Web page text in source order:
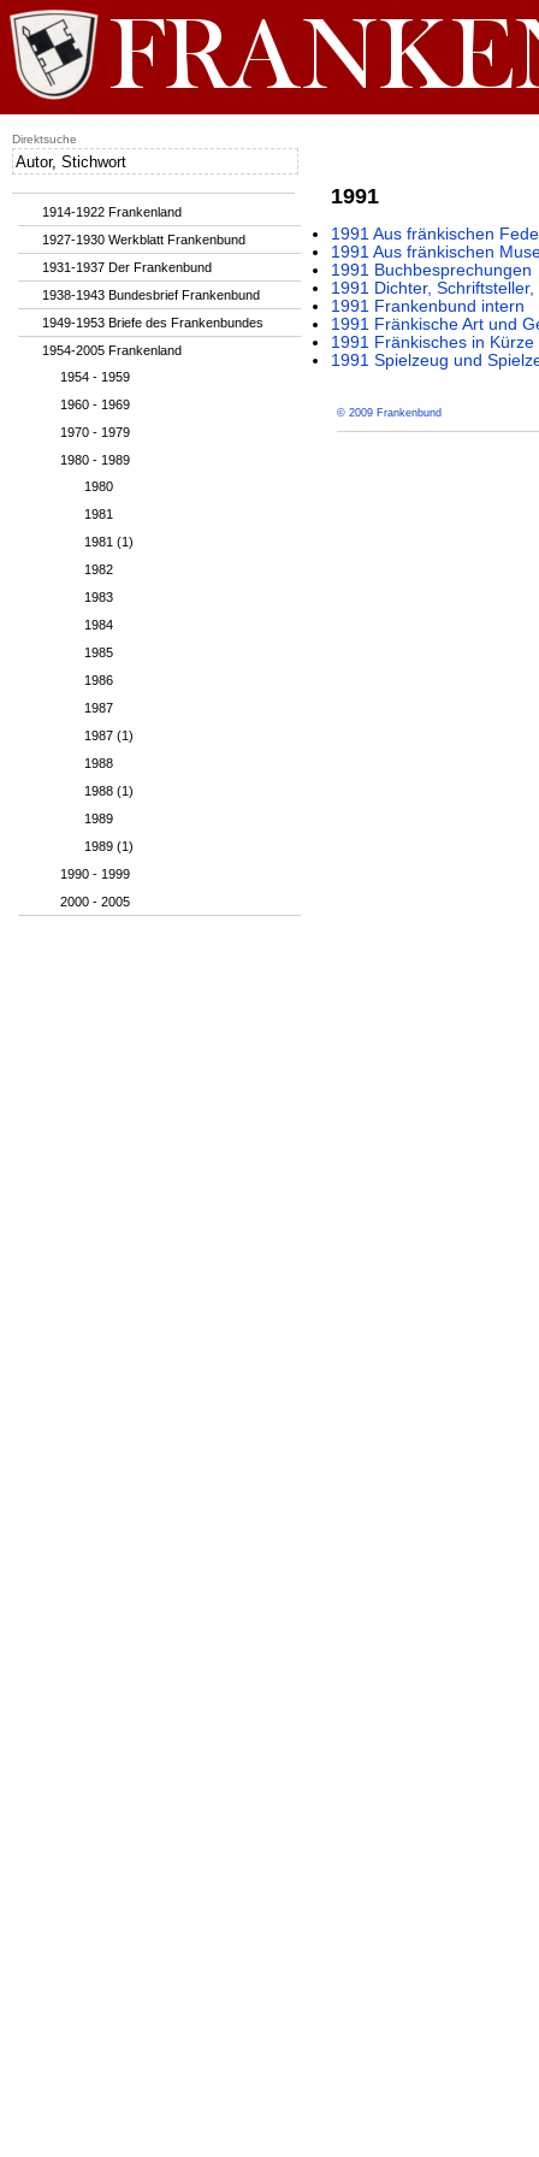
1991
1991 Aus fränkischen
1991 Aus fränkischen
1991 Buchbesprechungen
1991 Dichter,
1991 Frankenbund intern
1991 Fränkische Art und
1991 Fränkisches in Kürze
1991 Spielzeug und
© 2009 Frankenbund
1914-1922 Frankenland
1927-1930 Werkblatt Frankenbund
1931-1937 Der Frankenbund
1938-1943 Bundesbrief Frankenbund
1949-1953 Briefe des Frankenbundes
1954-2005 Frankenland
1954 - 1959
1960 - 1969
1970 - 1979
1980 - 1989
1980
1981
1981 (1)
1982
1983
1984
1985
1986
1987
1987 (1)
1988
1988 (1)
1989
1989 (1)
1990 - 1999
2000 - 2005
Direktsuche